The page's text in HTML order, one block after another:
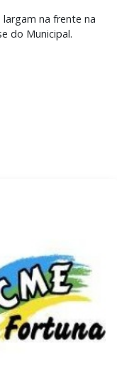
na frente na
do Municipal.